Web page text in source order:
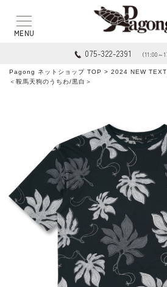
075-322-2391 （11:00
Pagong ネットショップ TOP > 2024 NEW
＜鞍馬天狗のうちわ/黒白＞